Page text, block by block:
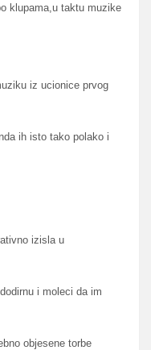
klupama,u taktu muzike
iz ucionice prvog
ih isto tako polako i
izisla u
i moleci da im
objesene torbe